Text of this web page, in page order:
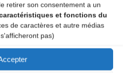
retirer son consentement a un
et fonctions du
de caractères et autre médias
pas)
des musiques Trad'